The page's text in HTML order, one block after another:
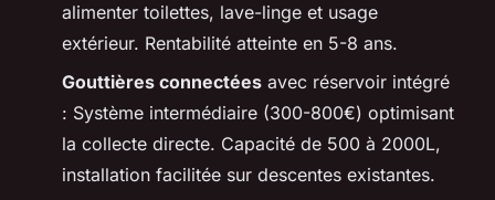
alimenter toilettes, lave-linge et usage
extérieur. Rentabilité atteinte en 5-8 ans.
Gouttières connectées avec réservoir intégré
: Système intermédiaire (300-800€) optimisant
la collecte directe. Capacité de 500 à 2000L,
installation facilitée sur descentes existantes.